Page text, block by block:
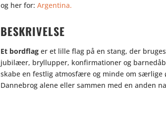
og her for:Argentina.
BESKRIVELSE
Et bordflag er et lille flag på en stang, der
jubilæer, bryllupper, konfirmationer og
skabe en festlig atmosfære og minde om
Dannebrog alene eller sammen med en anden